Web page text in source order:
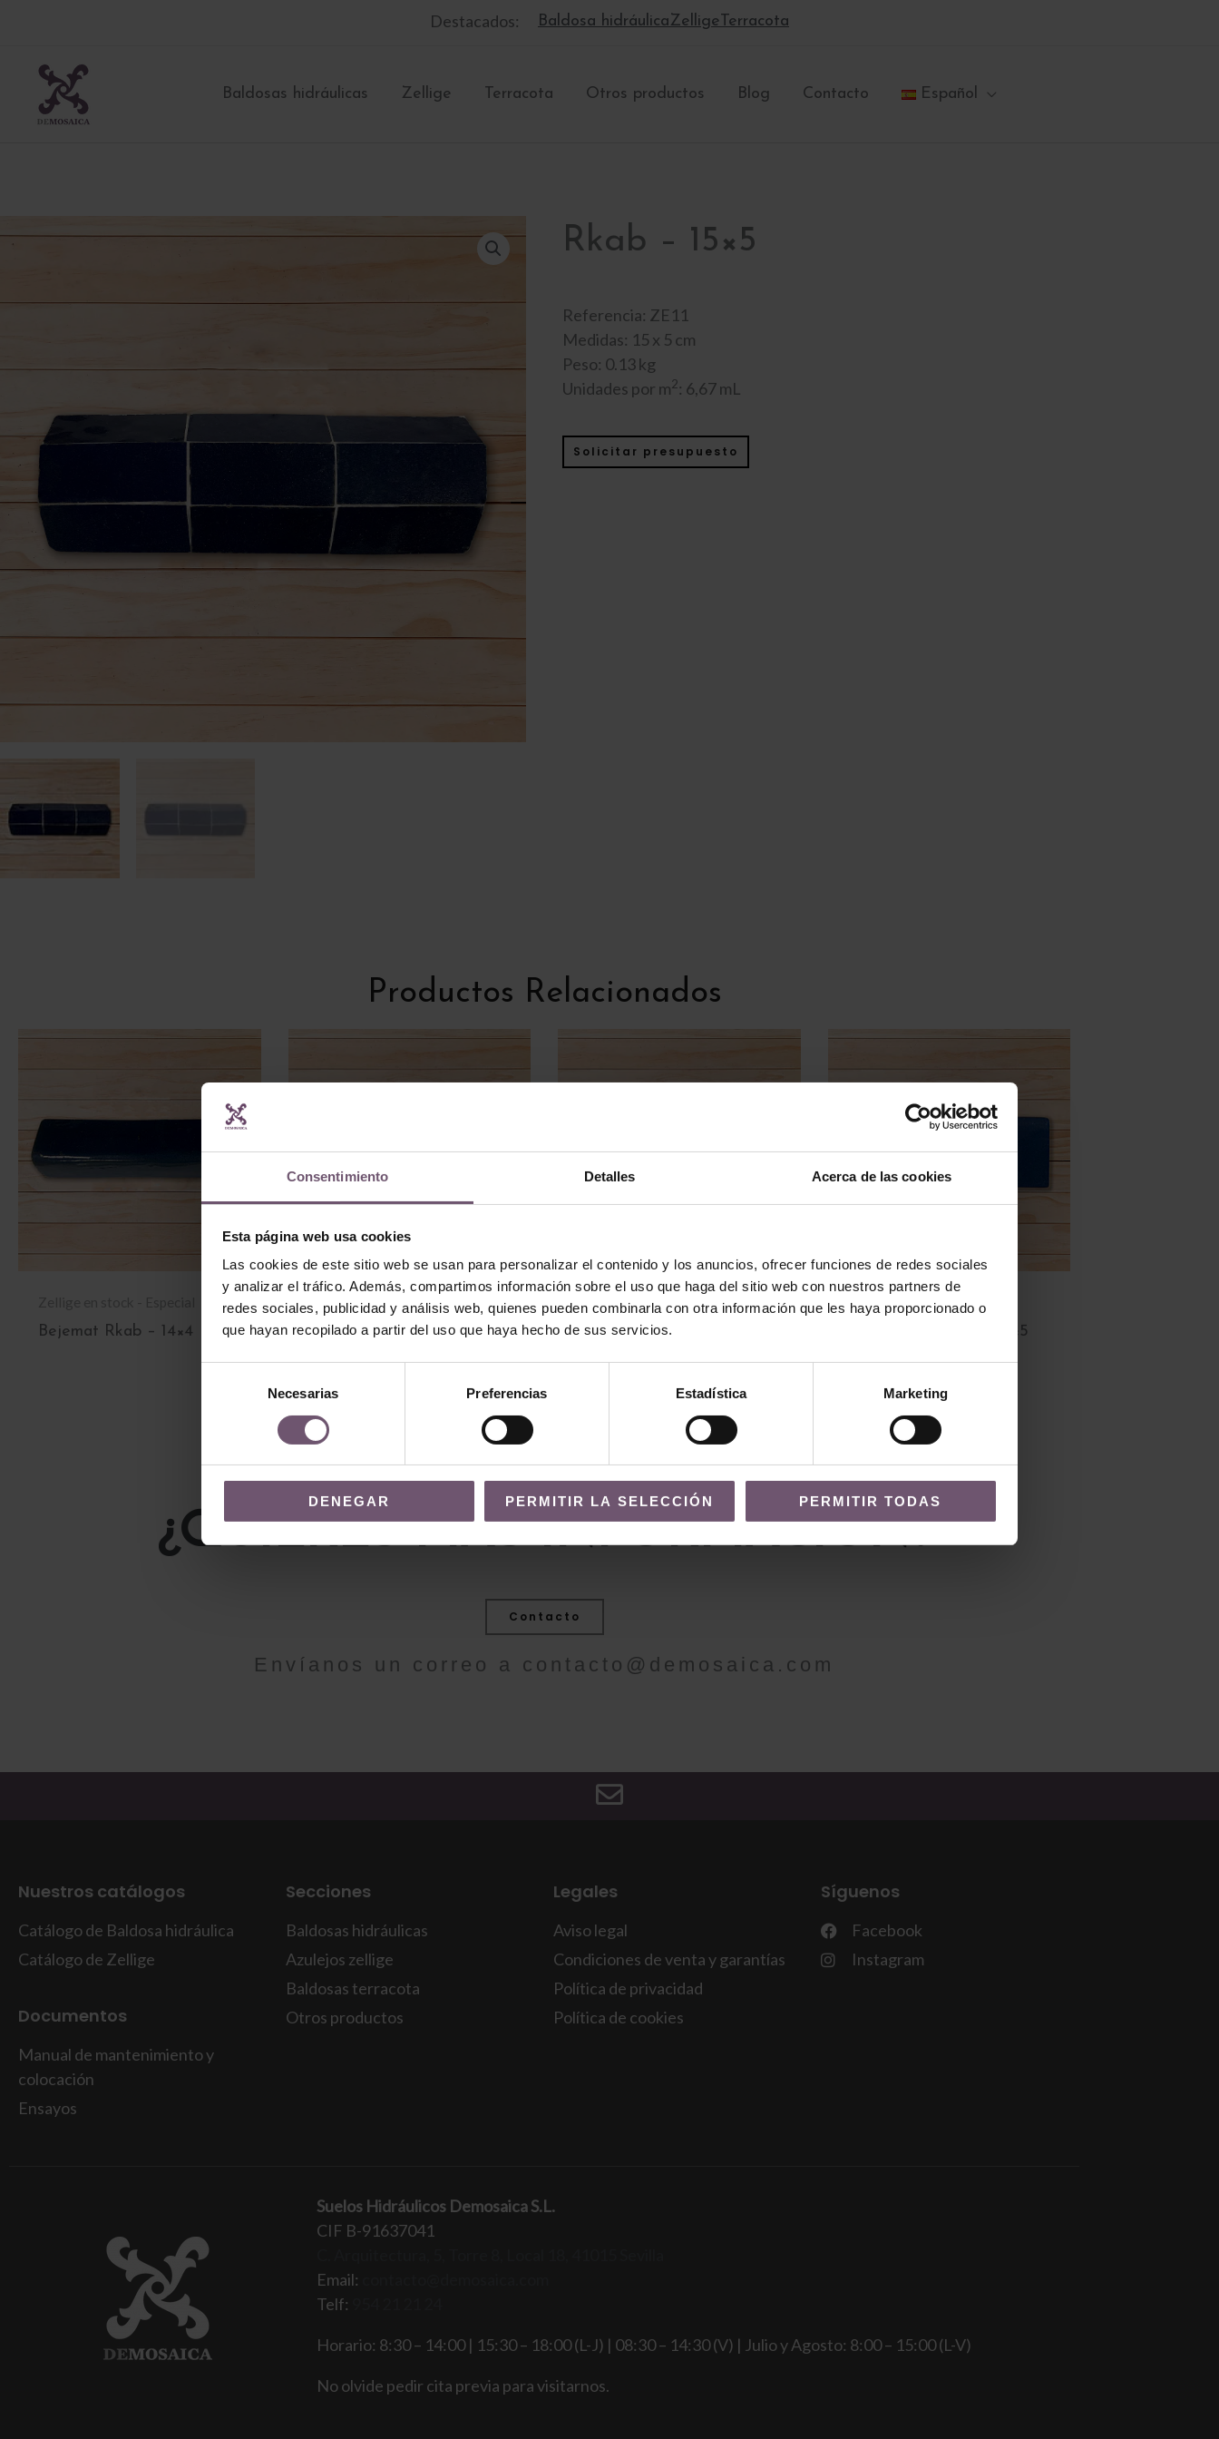
Consentimiento Detalles Acerca de las cookies
Esta página web usa cookies
Las cookies de este sitio web se usan para personalizar el contenido y los anuncios, ofrecer funciones de redes sociales
y analizar el tráfico. Además, compartimos información sobre el uso que haga del sitio web con nuestros partners de
redes sociales, publicidad y análisis web, quienes pueden combinarla con otra información que les haya proporcionado o
que hayan recopilado a partir del uso que haya hecho de sus servicios.
consentimiento
Necesarias Preferencias Estadística Marketing
DENEGAR PERMITIR LA SELECCIÓN PERMITIR TODAS
contenido
Destacados: Baldosa hidráulicaZellige Terracota
Baldosas hidráulicas Zellige Terracota Otros productos Blog Contacto Español
Rkab – 15×5
Referencia: ZE11
Medidas: 15 x 5 cm
Peso: 0.13 kg
Unidades por m2: 6,67 mL
Solicitar presupuesto
Productos Relacionados
Bejemat Rkab – 14×4
Zellige en stock - Especial
Hazem – 15×7,5
LEER MÁS
Hazem – 15×7,5
LEER MÁS
Zellige en stock - Especial
Bejemat Hazem – 15,5×5
LEER MÁS
¿QUIERES MÁS INFORMACIÓN?
Contacto
Envíanos un correo a contacto@demosaica.com
Nuestros catálogos
Catálogo de Baldosa hidráulica
Catálogo de Zellige
Documentos
Manual de mantenimiento y
colocación
Ensayos
Secciones
Baldosas hidráulicas
Azulejos zellige
Baldosas terracota
Otros productos
Legales
Aviso legal
Condiciones de venta y garantías
Política de privacidad
Política de cookies
Síguenos
Facebook
Instagram
Suelos Hidráulicos Demosaica S.L.
CIF B-91637041
Email:
Telf:
Horario: 8:30 – 14:00 | 15:30 – 18:00 (L-J) | 08:30 – 14:30 (V) | Julio y Agosto: 8:00 – 15:00 (L-V)
No olvide pedir cita previa para visitarnos.